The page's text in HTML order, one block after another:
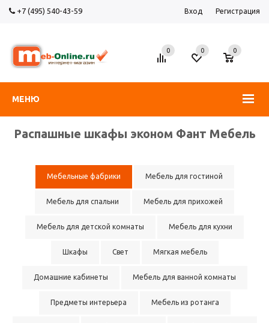
+7 (495) 540-43-59 Вход Регистрация
МЕНЮ
0 0
0
Распашные шкафы эконом Фант Мебель
Мебельные фабрики Мебель для гостиной
Мебель для спальни Мебель для прихожей
Мебель для детской комнаты Мебель для кухни
Шкафы Свет Мягкая мебель
Домашние кабинеты Мебель для ванной комнаты
Предметы интерьера Мебель из ротанга